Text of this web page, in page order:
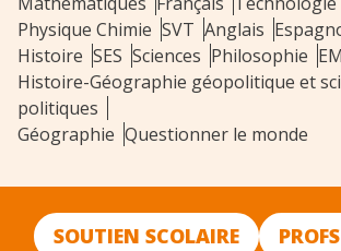
Physique Chimie SVT Anglais
Histoire SES Sciences Philosophie
Histoire-Géographie géopolitique et
politiques
Géographie Questionner le monde
SOUTIEN SCOLAIRE